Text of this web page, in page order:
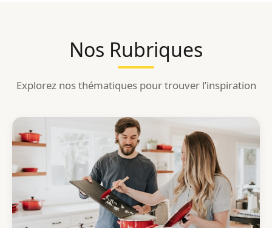
Nos Rubriques
Explorez nos thématiques pour trouver l’inspiration